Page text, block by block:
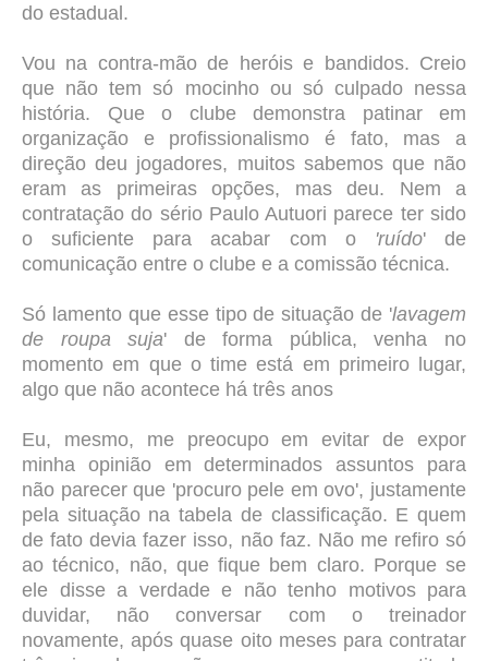
do estadual.
Vou na contra-mão de heróis e bandidos. Creio
que não tem só mocinho ou só culpado nessa
história. Que o clube demonstra patinar em
organização e profissionalismo é fato, mas a
direção deu jogadores, muitos sabemos que não
eram as primeiras opções, mas deu. Nem a
contratação do sério Paulo Autuori parece ter sido
o suficiente para acabar com o
'ruído' de
comunicação entre o clube e a comissão técnica.
Só lamento que esse tipo de situação de 'lavagem
de roupa suja' de forma pública, venha no
momento em que o time está em primeiro lugar,
algo que não acontece há três anos
Eu, mesmo, me preocupo em evitar de expor
minha opinião em determinados assuntos para
não parecer que 'procuro pele em ovo', justamente
pela situação na tabela de classificação. E quem
de fato devia fazer isso, não faz. Não me refiro só
ao técnico, não, que fique bem claro. Porque se
ele disse a verdade e não tenho motivos para
duvidar, não conversar com o treinador
novamente, após quase oito meses para contratar